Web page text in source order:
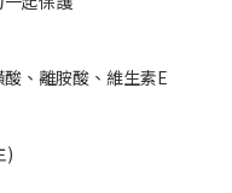
、離胺酸、維生素E
)